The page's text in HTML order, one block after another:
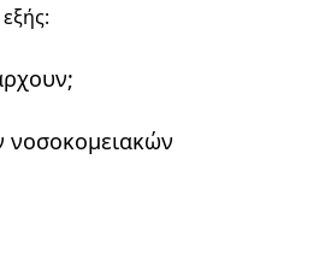
νοσοκομειακών